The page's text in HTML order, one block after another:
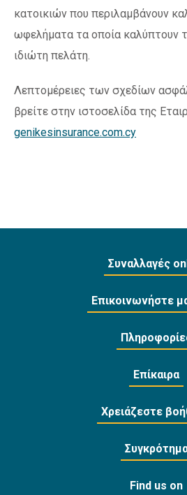
κατοικιών που περιλαμβάνουν
ωφελήματα τα οποία καλύπτουν
ιδιώτη πελάτη.
Λεπτομέρειες των σχεδίων
βρείτε στην ιστοσελίδα της
genikesinsurance.com.cy
Συναλλαγές
Επικοινωνήστε
Επίκαιρα
Χρειάζεστε
Find us on